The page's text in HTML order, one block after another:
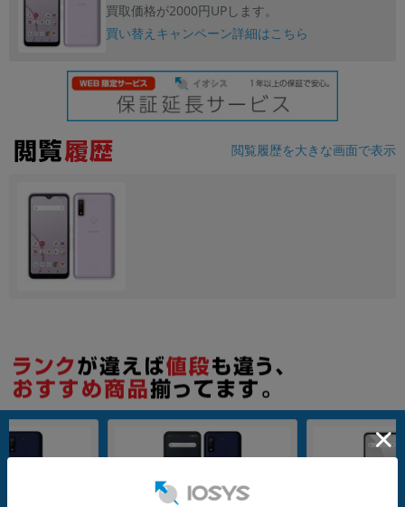
買取価格が2000円UPします。
買い替えキャンペーン詳細はこちら
閲覧履歴を大きな画面で表示